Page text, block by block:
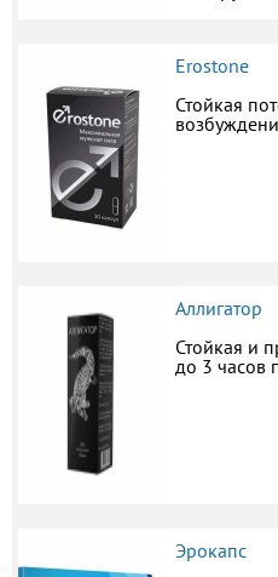
Erostone
Стойкая
Аллигатор
Стойкая и
до 3 часов
Эрокапс